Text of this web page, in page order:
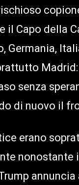
il Capo della
Germania,
Madrid:
senza
di nuovo il
erano
nonostante